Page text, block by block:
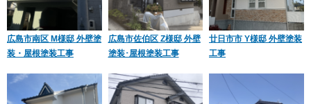
広島市南区 M様邸 外壁塗
装・屋根塗装工事
広島市佐伯区 Z様邸 外壁
塗装･屋根塗装工事
廿日市市 Y様邸 外壁塗装
工事